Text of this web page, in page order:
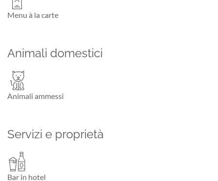
Menu à la carte
Animali domestici
Animali ammessi
Servizi e proprietà
Bar in hotel